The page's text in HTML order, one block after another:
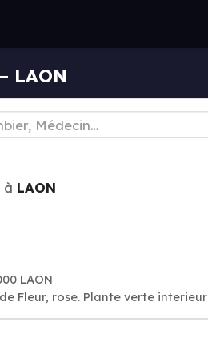
LAON
à LAON
LAON
Fleur, rose. Plante verte interieur